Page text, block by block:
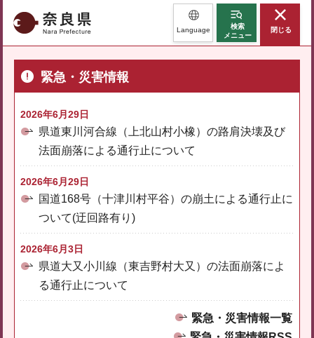
奈良県 Language
検索
メニュー
閉じる
緊急・災害情報
2026年6月29日
県道東川河合線（上北山村小橡）の路肩決壊及び
法面崩落による通行止について
2026年6月29日
国道168号（十津川村平谷）の崩土による通行止に
ついて(迂回路有り)
2026年6月3日
県道大又小川線（東吉野村大又）の法面崩落によ
る通行止について
緊急・災害情報一覧